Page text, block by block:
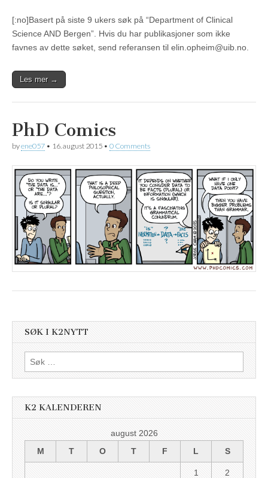
[:no]Basert på siste 9 ukers søk på “Department of Clinical
Science AND Bergen”. Hvis du har publikasjoner som ikke
favnes av dette søket, send referansen til elin.opheim@uib.no.
Les mer →
PhD Comics
byene057 • 16. august 2015 • 0 Comments
SØK I K2NYTT
Søk
etter:
K2 KALENDEREN
august 2026
M
T O T F L S
1 2